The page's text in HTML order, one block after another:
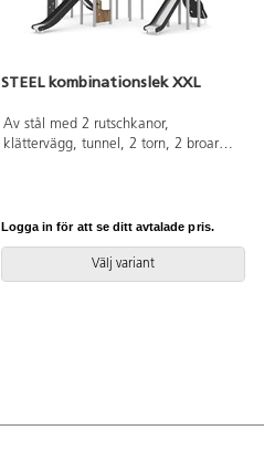
STEEL kombinationslek XXL
Av stål med 2 rutschkanor,
klättervägg, tunnel, 2 torn, 2 broar
medföljande manualen användas.
Den senaste versionen finns att tillgå
på begäran. Leverantörens
artikelnummer Steel 0209 Inkluderar
Logga in för att se ditt avtalade pris.
Välj variant